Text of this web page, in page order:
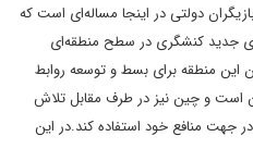
دولتی در اینجا مساله‌ای است که
جدید کنشگری در سطح منطقه‌ای
این منطقه برای بسط و توسعه روابط
است و چین نیز در طرف مقابل تلاش
جهت منافع خود استفاده کند.در این